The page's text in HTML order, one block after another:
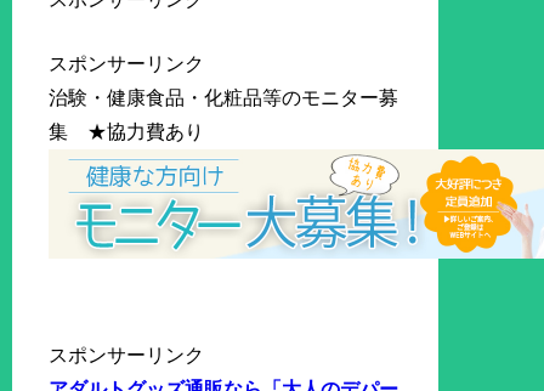
スポンサーリンク
治験・健康食品・化粧品等のモニター募
集 ★協力費あり
スポンサーリンク